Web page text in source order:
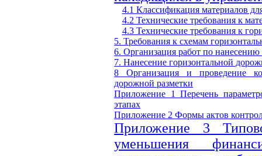
4.1 Классификация материалов
4.2 Технические требования к
4.3 Технические требования к
5. Требования к схемам
6. Организация работ по
7. Нанесение горизонтальной
8 Организация и проведение
дорожной разметки
Приложение 1
Перечень
этапах
Приложение 2 Формы актов
Приложение 3
уменьшения